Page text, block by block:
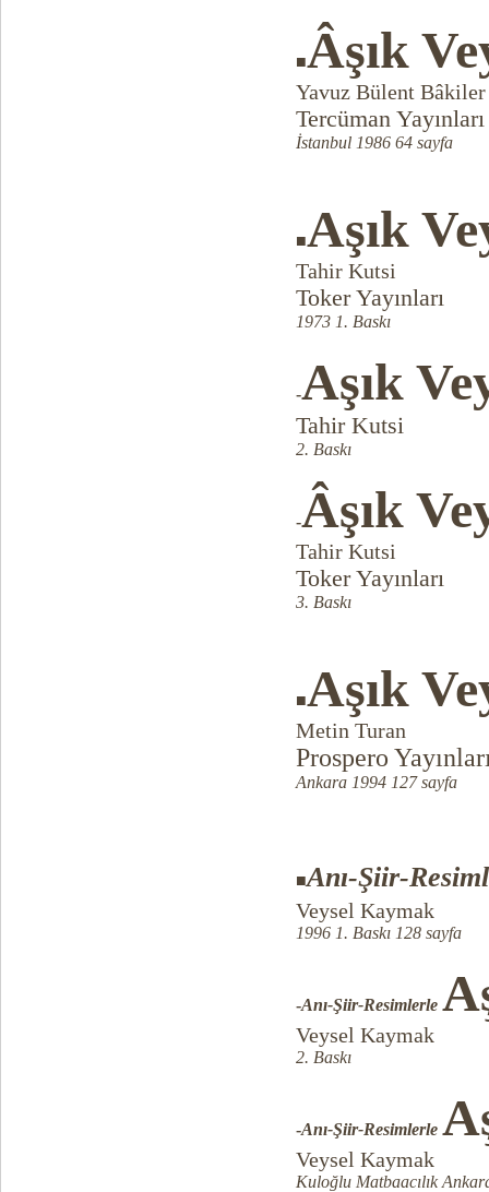
■Âşık
Yavuz Bülent Bâkiler
Tercüman Yayınları
İstanbul 1986 64 sayfa
■Aşık
Tahir Kutsi
Toker Yayınları
1973 1. Baskı
-Aşık
Tahir Kutsi
2. Baskı
-Âşık
Tahir Kutsi
Toker Yayınları
3. Baskı
■Aşık
Metin Turan
Prospero
Ankara 1994 127 sayfa
■Anı-Şiir-
Veysel Kaymak
1996 1. Baskı 128 sayfa
-Anı-Şiir-Resimlerle
Veysel Kaymak
2. Baskı
-Anı-Şiir-Resimlerle
Veysel Kaymak
Kuloğlu Matbaacılık